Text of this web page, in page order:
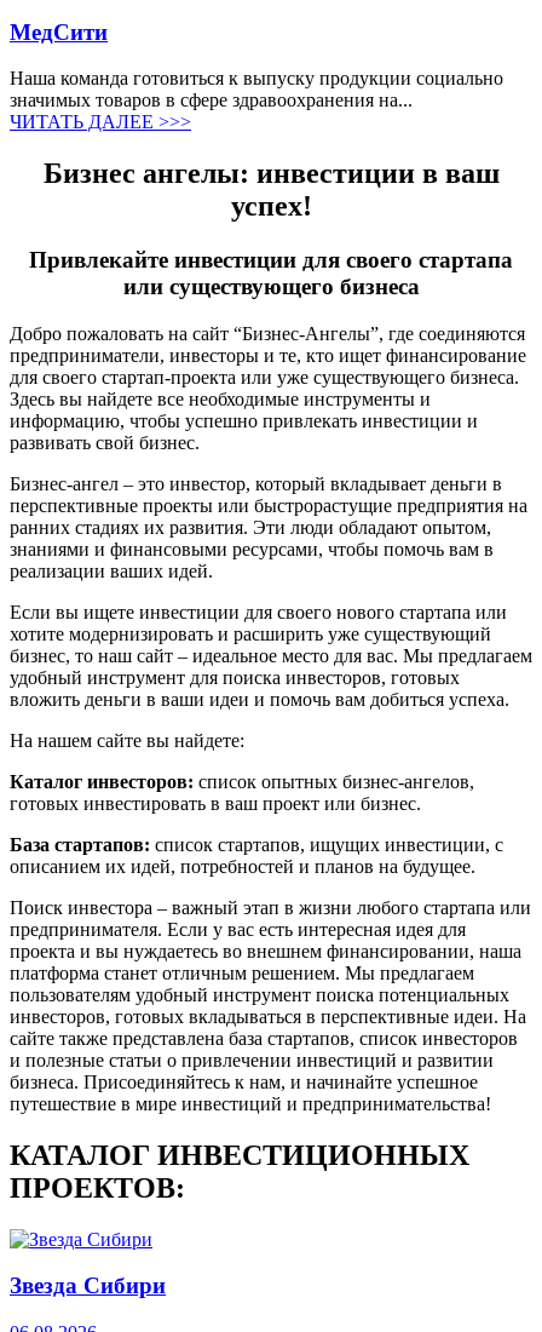
МедСити
Наша команда готовиться к выпуску продукции социально
значимых товаров в сфере здравоохранения на...
ЧИТАТЬ ДАЛЕЕ >>>
Бизнес ангелы: инвестиции в ваш
успех!
Привлекайте инвестиции для своего стартапа
или существующего бизнеса
Добро пожаловать на сайт “Бизнес-Ангелы”, где соединяются
предприниматели, инвесторы и те, кто ищет финансирование
для своего стартап-проекта или уже существующего бизнеса.
Здесь вы найдете все необходимые инструменты и
информацию, чтобы успешно привлекать инвестиции и
развивать свой бизнес.
Бизнес-ангел – это инвестор, который вкладывает деньги в
перспективные проекты или быстрорастущие предприятия на
ранних стадиях их развития. Эти люди обладают опытом,
знаниями и финансовыми ресурсами, чтобы помочь вам в
реализации ваших идей.
Если вы ищете инвестиции для своего нового стартапа или
хотите модернизировать и расширить уже существующий
бизнес, то наш сайт – идеальное место для вас. Мы предлагаем
удобный инструмент для поиска инвесторов, готовых
вложить деньги в ваши идеи и помочь вам добиться успеха.
На нашем сайте вы найдете:
Каталог инвесторов: список опытных бизнес-ангелов,
готовых инвестировать в ваш проект или бизнес.
База стартапов: список стартапов, ищущих инвестиции, с
описанием их идей, потребностей и планов на будущее.
Поиск инвестора – важный этап в жизни любого стартапа или
предпринимателя. Если у вас есть интересная идея для
проекта и вы нуждаетесь во внешнем финансировании, наша
платформа станет отличным решением. Мы предлагаем
пользователям удобный инструмент поиска потенциальных
инвесторов, готовых вкладываться в перспективные идеи. На
сайте также представлена база стартапов, список инвесторов
и полезные статьи о привлечении инвестиций и развитии
бизнеса. Присоединяйтесь к нам, и начинайте успешное
путешествие в мире инвестиций и предпринимательства!
КАТАЛОГ ИНВЕСТИЦИОННЫХ
ПРОЕКТОВ:
Звезда Сибири